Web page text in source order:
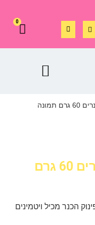
0
ויטקרפט מקל דבש לכנרים 60 גרם
הכנר מכיל ויטמינים